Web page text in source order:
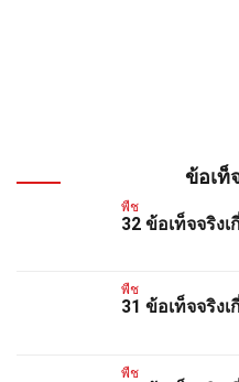
ข้อเท็
พืช
32 ข้อเท็จจริง
พืช
31 ข้อเท็จจริง
พืช